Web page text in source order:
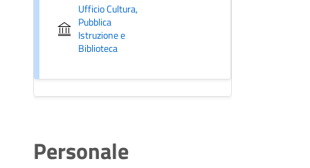
Ufficio Cultura,
Pubblica
Istruzione e
Biblioteca
Personale